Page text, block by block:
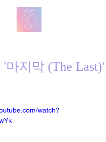
'마지막 (The Last)'
watch?